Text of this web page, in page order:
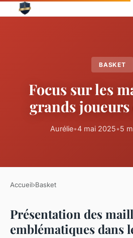
BASKET
Focus sur les
grands joueurs
Aurélie•4 mai 2025•5
Accueil›Basket
Présentation des
emblématiques dans